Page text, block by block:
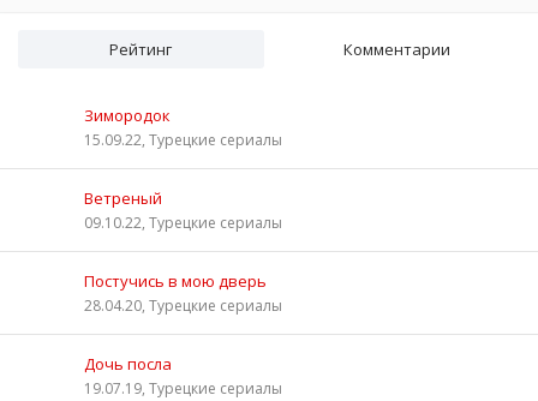
Рейтинг Комментарии
Зимородок
15.09.22, Турецкие сериалы
Ветреный
09.10.22, Турецкие сериалы
Постучись в мою дверь
28.04.20, Турецкие сериалы
Дочь посла
19.07.19, Турецкие сериалы